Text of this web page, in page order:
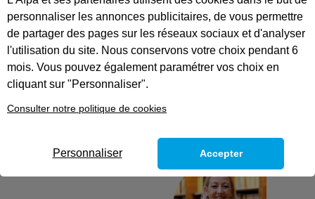
Laetitia Geisler,
lauréate des
Trophées Mixité des
Métiers 2026
personnaliser les annonces publicitaires, de vous permettre
de partager des pages sur les réseaux sociaux et d'analyser
l'utilisation du site. Nous conservons votre choix pendant 6
mois. Vous pouvez également paramétrer vos choix en
cliquant sur "Personnaliser".
Consulter notre politique de cookies
Personnaliser Accepter